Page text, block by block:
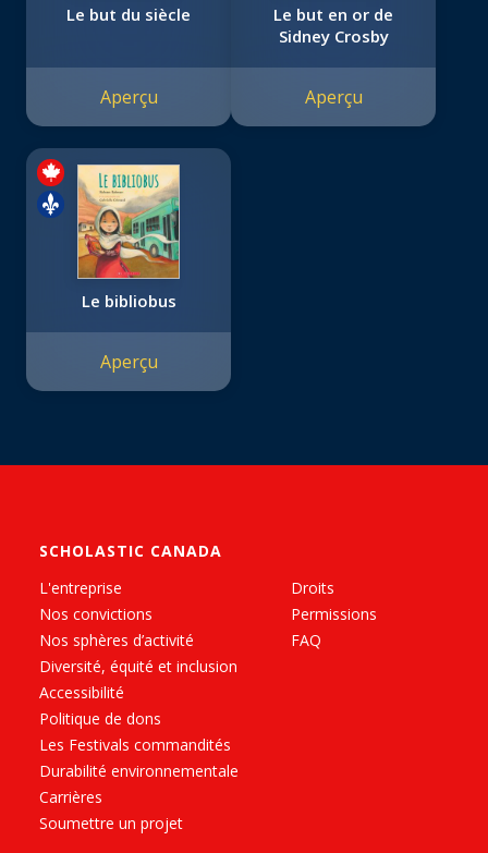
Le but du siècle
Aperçu
Le but en or de
Sidney Crosby
Aperçu
Le bibliobus
Aperçu
SCHOLASTIC CANADA
L'entreprise
Nos convictions
Nos sphères d’activité
Diversité, équité et inclusion
Accessibilité
Politique de dons
Les Festivals commandités
Durabilité environnementale
Carrières
Soumettre un projet
Droits
Permissions
FAQ